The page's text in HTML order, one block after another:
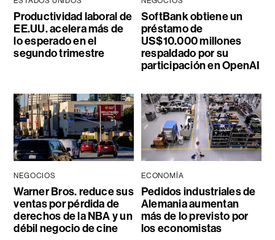
Productividad laboral de
EE.UU. acelera más de
lo esperado en el
segundo trimestre
SoftBank obtiene un
préstamo de
US$10.000 millones
respaldado por su
participación en OpenAI
NEGOCIOS
Warner Bros. reduce sus
ventas por pérdida de
derechos de la NBA y un
débil negocio de cine
ECONOMÍA
Pedidos industriales de
Alemania aumentan
más de lo previsto por
los economistas